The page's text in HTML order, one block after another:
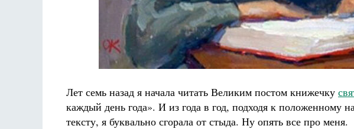
Лет семь назад я начала читать Великим постом книжечку
каждый день года». И из года в год, подходя к положенному
тексту, я буквально сгорала от стыда. Ну опять все про меня.